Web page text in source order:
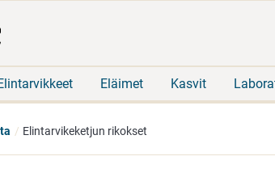
Eläimet Kasvit
Elintarvikeketjun rikokset